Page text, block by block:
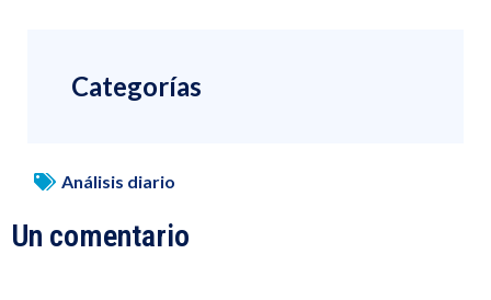
Categorías
Análisis diario
Un comentario